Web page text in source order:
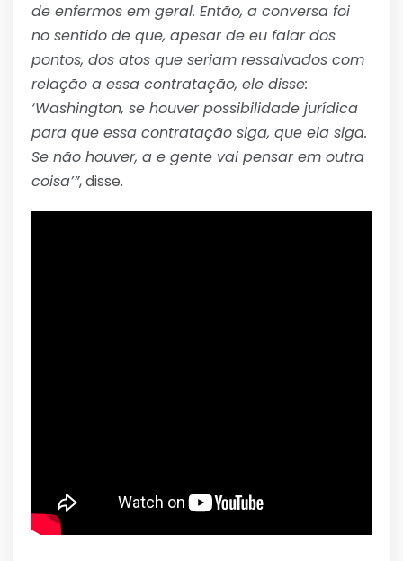
de enfermos em geral. Então, a conversa foi
no sentido de que, apesar de eu falar dos
pontos, dos atos que seriam ressalvados com
relação a essa contratação, ele disse:
‘Washington, se houver possibilidade jurídica
para que essa contratação siga, que ela siga.
Se não houver, a e gente vai pensar em outra
coisa’”, disse.